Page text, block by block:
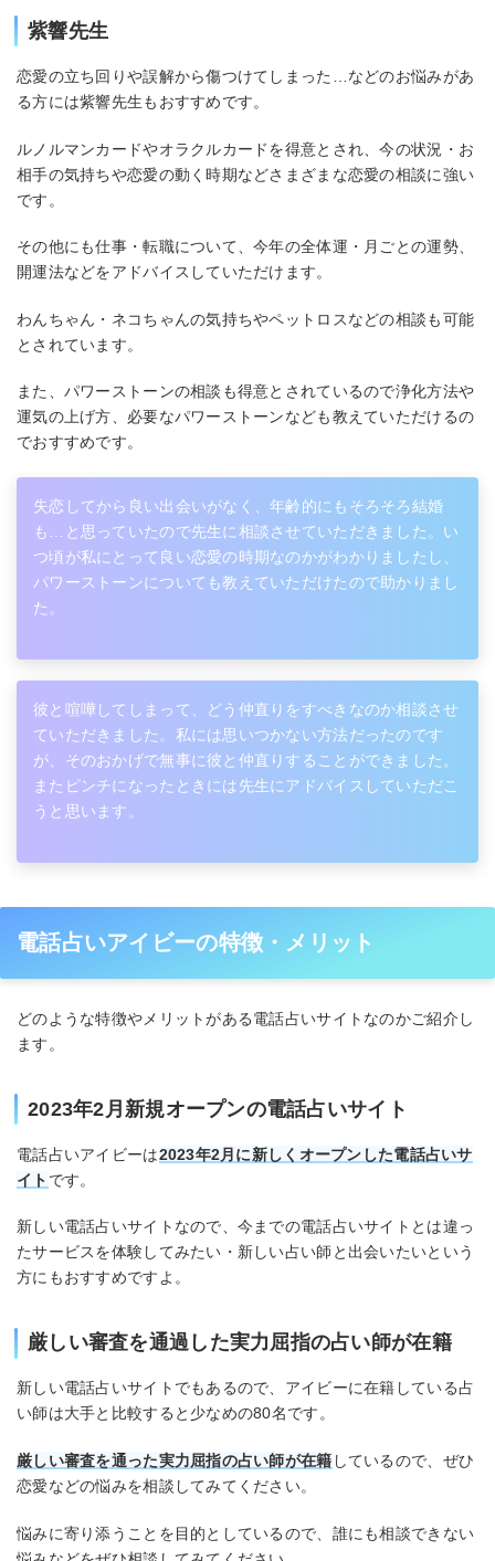
紫響先生
恋愛の立ち回りや誤解から傷つけてしまった…などのお悩みがあ
る方には紫響先生もおすすめです。
ルノルマンカードやオラクルカードを得意とされ、今の状況・お
相手の気持ちや恋愛の動く時期などさまざまな恋愛の相談に強い
です。
その他にも仕事・転職について、今年の全体運・月ごとの運勢、
開運法などをアドバイスしていただけます。
わんちゃん・ネコちゃんの気持ちやペットロスなどの相談も可能
とされています。
また、パワーストーンの相談も得意とされているので浄化方法や
運気の上げ方、必要なパワーストーンなども教えていただけるの
でおすすめです。
失恋してから良い出会いがなく、年齢的にもそろそろ結婚
も…と思っていたので先生に相談させていただきました。い
つ頃が私にとって良い恋愛の時期なのかがわかりましたし、
パワーストーンについても教えていただけたので助かりまし
た。
彼と喧嘩してしまって、どう仲直りをすべきなのか相談させ
ていただきました。私には思いつかない方法だったのです
が、そのおかげで無事に彼と仲直りすることができました。
またピンチになったときには先生にアドバイスしていただこ
うと思います。
電話占いアイビーの特徴・メリット
どのような特徴やメリットがある電話占いサイトなのかご紹介し
ます。
2023年2月新規オープンの電話占いサイト
電話占いアイビーは2023年2月に新しくオープンした電話占いサ
イト です。
新しい電話占いサイトなので、今までの電話占いサイトとは違っ
たサービスを体験してみたい・新しい占い師と出会いたいという
方にもおすすめですよ。
厳しい審査を通過した実力屈指の占い師が在籍
新しい電話占いサイトでもあるので、アイビーに在籍している占
い師は大手と比較すると少なめの80名です。
厳しい審査を通った実力屈指の占い師が在籍 しているので、ぜひ
恋愛などの悩みを相談してみてください。
悩みに寄り添うことを目的としているので、誰にも相談できない